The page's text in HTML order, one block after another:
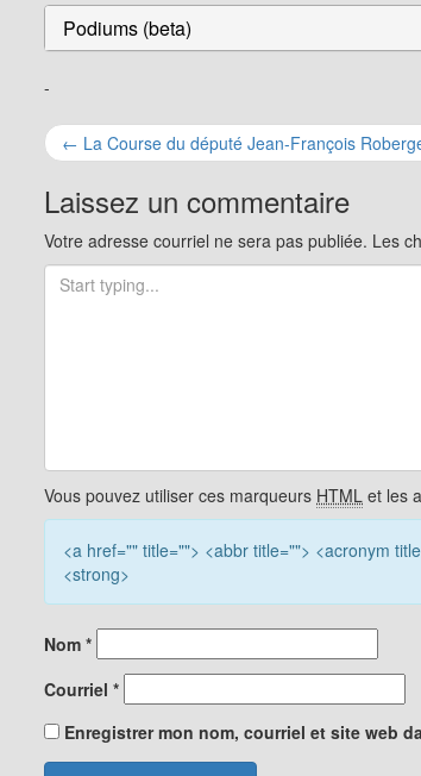
Podiums (beta)
-
Navigation
pour
les
articles
← La Course du député Jean-François
Laissez un commentaire
Votre adresse courriel ne sera pas publiée. Les
Vous pouvez utiliser ces marqueurs HTML et les
<a href="" title=""> <abbr title=""> <acronym
<strong>
Nom *
Courriel *
Enregistrer mon nom, courriel et site web